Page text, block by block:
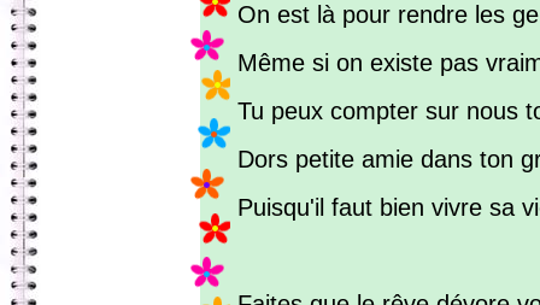
On est là pour rendre les
Même si on existe pas
Tu peux compter sur nous
Dors petite amie dans ton
Puisqu'il faut bien vivre sa